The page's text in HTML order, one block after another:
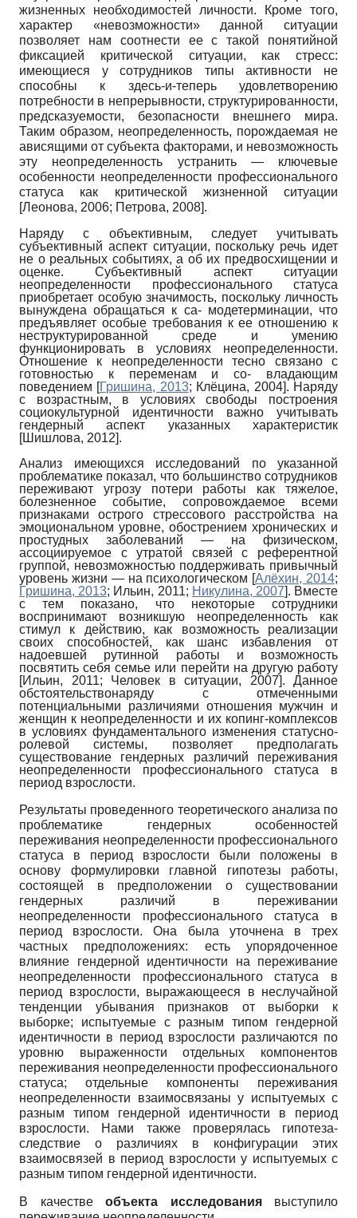
жизненных необходимостей личности. Кроме того,
характер «невозможности» данной ситуации
позволяет нам соотнести ее с такой понятийной
фиксацией критической ситуации, как стресс:
имеющиеся у сотрудников типы активности не
способны к здесь-и-теперь удовлетворению
потребности в непрерывности, структурирован­ности,
предсказуемости, безопасности внешнего мира.
Таким образом, неопределенность, порождаемая не
ависящими от субъекта факторами, и невозможность
эту неопределенность устранить — ключевые
особенности неопределенности профессионального
статуса как критической жизненной ситуации
[Леонова, 2006; Петрова, 2008].
Наряду с объективным, следует учитывать
субъективный аспект ситуации, поскольку речь идет
не о реальных событиях, а об их предвосхищении и
оценке. Субъективный аспект ситуации
неопределенности профессионального статуса
приобретает особую значимость, поскольку личность
вынуждена обращаться к са- модетерминации, что
предъявляет особые требования к ее отношению к
неструктурированной среде и умению
функционировать в условиях неопределенности.
Отношение к неопределенности тесно связано с
готовностью к переменам и со- владающим
поведением [Гришина, 2013; Клёцина, 2004]. Наряду
с возрастным, в условиях свободы построения
социокультурной идентичности важно учитывать
гендерный аспект указанных характеристик
[Шишлова, 2012].
Анализ имеющихся исследований по указанной
проблематике показал, что большинство сотрудников
переживают угрозу потери работы как тяжелое,
болезненное событие, сопровождаемое всеми
признаками острого стрессового расстройства на
эмоциональном уровне, обострением хронических и
простудных заболеваний — на физическом,
ассоциируемое с утратой связей с референтной
группой, невозможностью поддерживать привычный
уровень жизни — на психологическом [Алёхин, 2014;
Гришина, 2013; Ильин, 2011; Никулина, 2007]. Вместе
с тем показано, что некоторые сотрудники
воспринимают возникшую неопределенность как
стимул к действию, как возможность реализации
своих способностей, как шанс избавления от
надоевшей рутинной работы и возможность
посвятить себя семье или перейти на другую работу
[Ильин, 2011; Человек в ситуации, 2007]. Данное
обстоятельствонаряду с отмеченными
потенциальными различиями отношения мужчин и
женщин к неопределенности и их копинг-комплексов
в условиях фундаментального изменения статусно-
ролевой системы, позволяет предполагать
существование гендерных различий переживания
неопределенности профессионального статуса в
период взрослости.
Результаты проведенного теоретического анализа по
проблематике гендер­ных особенностей
переживания неопределенности профессионального
статуса в период взрослости были положены в
основу формулировки главной гипотезы работы,
состоящей в предположении о существовании
гендерных различий в переживании
неопределенности профессионального статуса в
период взрослости. Она была уточнена в трех
частных предположениях: есть упорядоченное
влияние гендерной идентичности на переживание
неопределенности профессионального статуса в
период взрослости, выражающееся в неслучайной
тенденции убывания признаков от выборки к
выборке; испытуемые с разным типом гендерной
идентичности в период взрослости различаются по
уровню выраженности отдельных компонентов
переживания неопределенности профессионального
статуса; отдельные компоненты переживания
неопределенности взаимосвязаны у испытуемых с
разным типом гендерной идентичности в период
взрослости. Нами также проверялась гипотеза-
следствие о различиях в конфигурации этих
взаимосвязей в период взрослости у испытуемых с
разным типом гендерной идентичности.
В качестве объекта исследования выступило